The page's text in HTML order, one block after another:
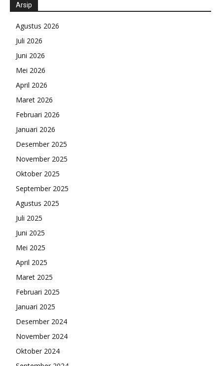
Arsip
Agustus 2026
Juli 2026
Juni 2026
Mei 2026
April 2026
Maret 2026
Februari 2026
Januari 2026
Desember 2025
November 2025
Oktober 2025
September 2025
Agustus 2025
Juli 2025
Juni 2025
Mei 2025
April 2025
Maret 2025
Februari 2025
Januari 2025
Desember 2024
November 2024
Oktober 2024